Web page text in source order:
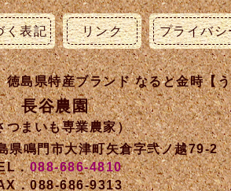
く表記 リンク プライバ
島県特産ブランド なると金時【
長谷農園
つまいも専業農家）
鳴門市大津町矢倉字弐ノ越79-2
．088-686-4810
．088-686-9313